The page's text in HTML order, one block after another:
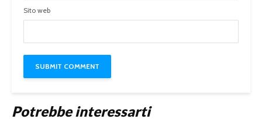
Sito web
Potrebbe interessarti